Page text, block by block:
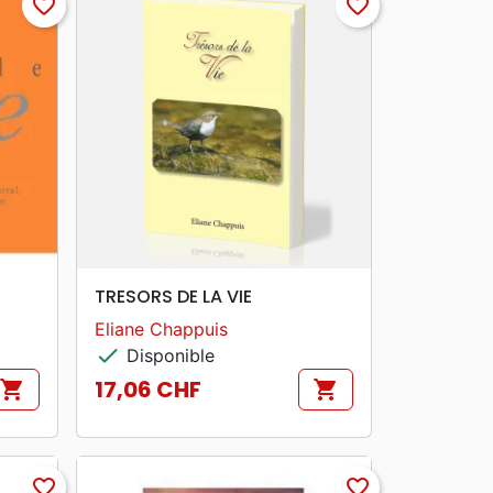
favorite_border
shopping_cart
searchAPERÇU RAPIDE
favorite_border
TRESORS DE LA VIE
Eliane Chappuis
check Disponible
Prix
17,06 CHF shopping_cart
favorite_border favorite_border